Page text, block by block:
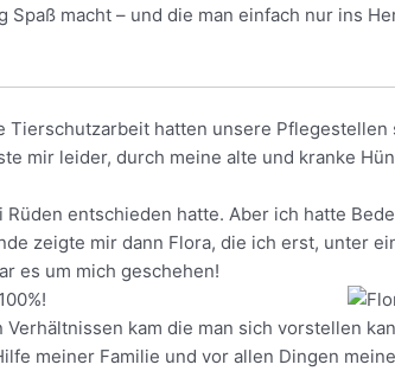
macht – und die man einfach nur ins
Tierschutzarbeit hatten unsere Pflegestellen
mir leider, durch meine alte und kranke
entschieden hatte. Aber ich hatte
zeigte mir dann Flora, die ich erst, unter
es um mich geschehen!
kam die man sich vorstellen
meiner Familie und vor allen Dingen